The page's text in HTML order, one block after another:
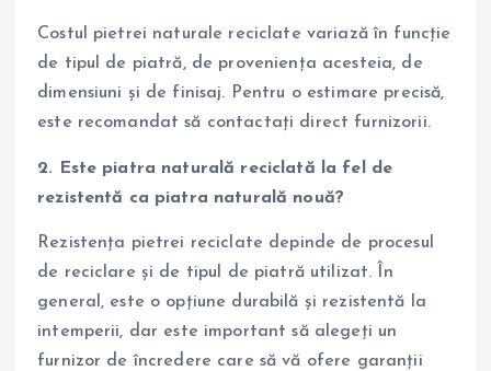
Costul pietrei naturale reciclate variază în funcție
de tipul de piatră, de proveniența acesteia, de
dimensiuni și de finisaj. Pentru o estimare precisă,
este recomandat să contactați direct furnizorii.
2. Este piatra naturală reciclată la fel de
rezistentă ca piatra naturală nouă?
Rezistența pietrei reciclate depinde de procesul
de reciclare și de tipul de piatră utilizat. În
general, este o opțiune durabilă și rezistentă la
intemperii, dar este important să alegeți un
furnizor de încredere care să vă ofere garanții